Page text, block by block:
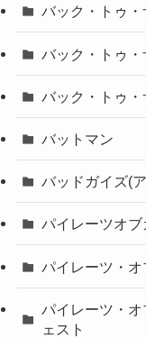
バック・トゥ
バック・トゥ
バック・トゥ
バットマン
バッドガイズ(
パイレーツオ
パイレーツ・
パイレーツ・
ェスト